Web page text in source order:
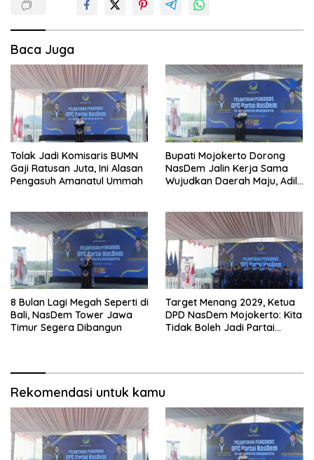
Baca Juga
Tolak Jadi Komisaris BUMN
Gaji Ratusan Juta, Ini Alasan
Pengasuh Amanatul Ummah
Bupati Mojokerto Dorong
NasDem Jalin Kerja Sama
Wujudkan Daerah Maju, Adil,
8 Bulan Lagi Megah Seperti di
Bali, NasDem Tower Jawa
Timur Segera Dibangun
Target Menang 2029, Ketua
DPD NasDem Mojokerto: Kita
Tidak Boleh Jadi Partai
Rekomendasi untuk kamu